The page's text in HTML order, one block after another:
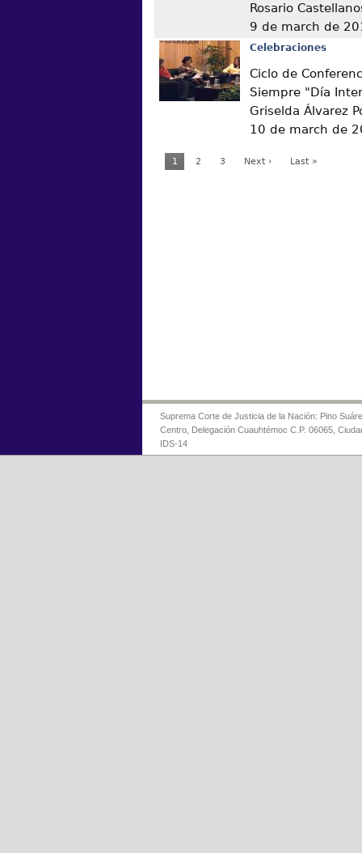
Rosario
9 de march de
Celebraciones
Ciclo de
Siempre "Día
Griselda Álvarez
10 de march de
1 2 3 Next › Last »
Suprema Corte de Justicia de la Nación: Pino
Centro, Delegación Cuauhtémoc C.P. 06065,
IDS-14